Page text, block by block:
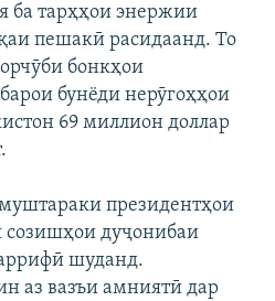
ба тарҳҳои энержии
пешакӣ расидаанд. То
бонкҳои
бунёди нерӯгоҳҳои
69 миллион доллар
президентҳои
созишҳои дуҷонибаи
шуданд.
аз вазъи амниятӣ дар